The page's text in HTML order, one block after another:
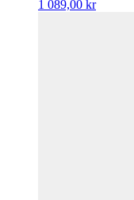
1 089,00 kr